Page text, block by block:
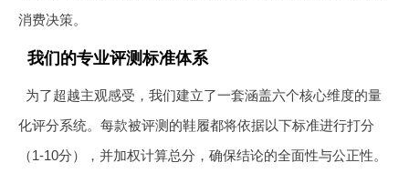
消费决策。
我们的专业评测标准体系
为了超越主观感受，我们建立了一套涵盖六个核心维度的量
化评分系统。每款被评测的鞋履都将依据以下标准进行打分
（1-10分），并加权计算总分，确保结论的全面性与公正性。